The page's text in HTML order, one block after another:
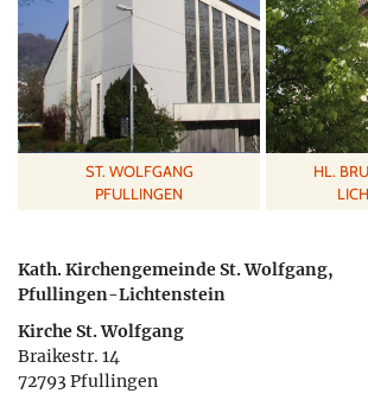
ST. WOLFGANG
PFULLINGEN
HL.
Kath. Kirchengemeinde St. Wolfgang,
Pfullingen-Lichtenstein
Kirche St. Wolfgang
Braikestr. 14
72793 Pfullingen